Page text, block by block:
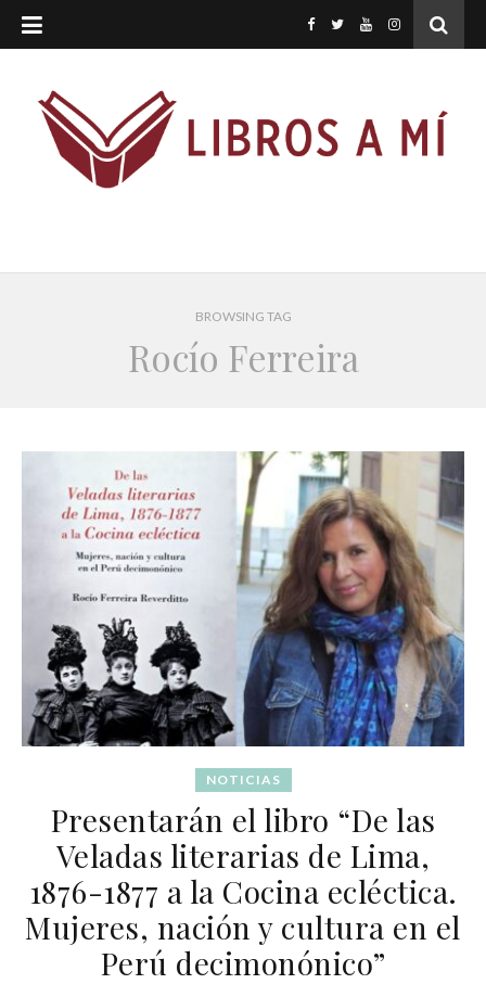
BROWSING TAG
Rocío Ferreira
NOTICIAS
Presentarán el libro “De las
Veladas literarias de Lima,
1876-1877 a la Cocina ecléctica.
Mujeres, nación y cultura en el
Perú decimonónico”